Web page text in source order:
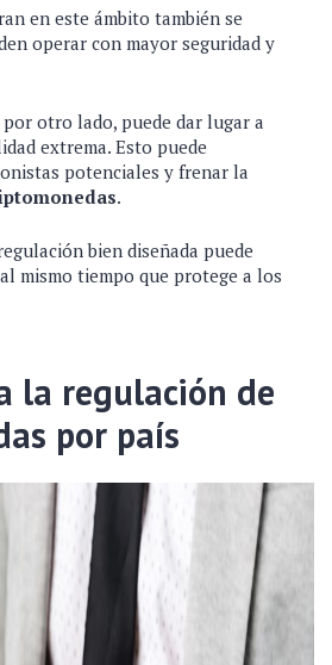
en este ámbito también se
operar con mayor seguridad y
otro lado, puede dar lugar a
extrema. Esto puede
potenciales y frenar la
.
bien diseñada puede
mismo tiempo que protege a los
la regulación de
por país